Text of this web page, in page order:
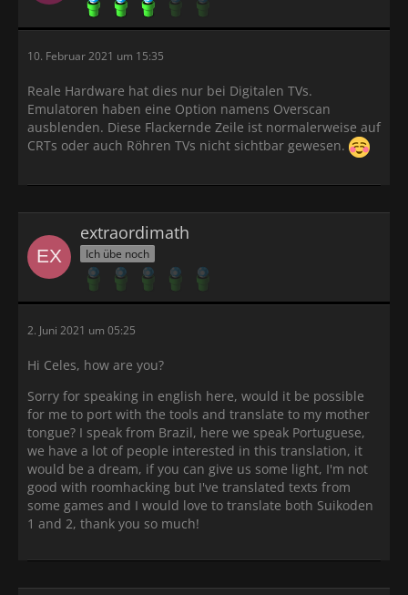
10. Februar 2021 um 15:35
Reale Hardware hat dies nur bei Digitalen TVs.
Emulatoren haben eine Option namens Overscan
ausblenden. Diese Flackernde Zeile ist normalerweise auf
CRTs oder auch Röhren TVs nicht sichtbar gewesen.
extraordimath
Ich übe noch
2. Juni 2021 um 05:25
Hi Celes, how are you?
Sorry for speaking in english here, would it be possible
for me to port with the tools and translate to my mother
tongue? I speak from Brazil, here we speak Portuguese,
we have a lot of people interested in this translation, it
would be a dream, if you can give us some light, I'm not
good with roomhacking but I've translated texts from
some games and I would love to translate both Suikoden
1 and 2, thank you so much!